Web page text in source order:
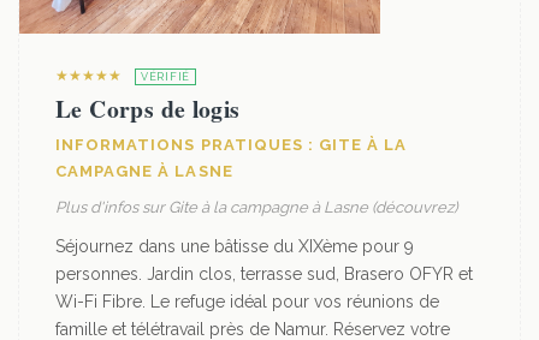
★★★★★ VÉRIFIÉ
Le Corps de logis
INFORMATIONS PRATIQUES : GITE À LA
CAMPAGNE À LASNE
Plus d'infos sur Gite à la campagne à Lasne (découvrez)
Séjournez dans une bâtisse du XIXème pour 9
personnes. Jardin clos, terrasse sud, Brasero OFYR et
Wi-Fi Fibre. Le refuge idéal pour vos réunions de
famille et télétravail près de Namur. Réservez votre